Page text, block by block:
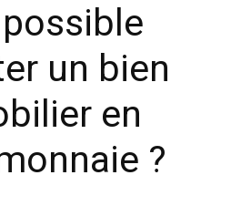
un bien
en
?